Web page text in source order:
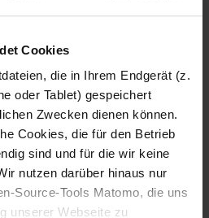
Cookies
die in Ihrem Endgerät (z.
oder Tablet) gespeichert
Zwecken dienen können.
Cookies, die für den Betrieb
sind und für die wir keine
nutzen darüber hinaus nur
Source-Tools Matomo, die uns
unserer Webseite zu
Fotografo: Lorenz
Sternbach
Download